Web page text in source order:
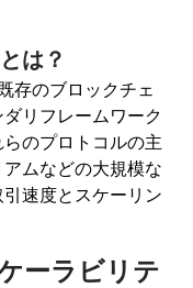
は？
存のブロックチェ
リフレームワーク
のプロトコルの主
ムなどの大規模な
速度とスケーリン
ーラビリテ